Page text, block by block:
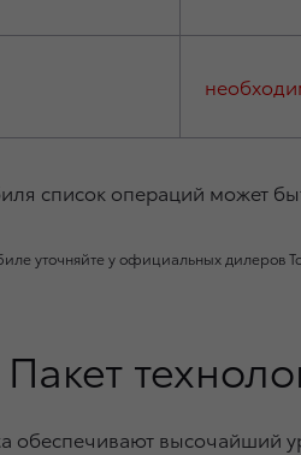
список операций может
уточняйте у официальных дилеров
Пакет
обеспечивают высочайший